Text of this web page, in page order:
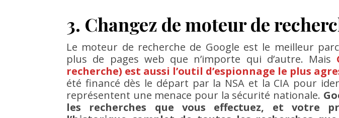
3. Changez de moteur de
Le moteur de recherche de Google est le meilleur
plus de pages web que n’importe qui d’autre. Mais
recherche) est aussi l’outil d’espionnage le plus
été financé dès le départ par la NSA et la CIA pour
représentent une menace pour la sécurité nationale.
les recherches que vous effectuez, et votre